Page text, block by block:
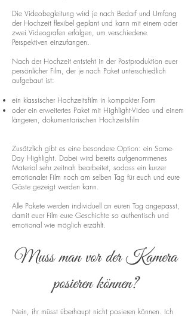
Die Videobegleitung wird je nach Bedarf und Umfang
der Hochzeit flexibel geplant und kann mit einem oder
zwei Videografen erfolgen, um verschiedene
Perspektiven einzufangen.
Nach der Hochzeit entsteht in der Postproduktion euer
persönlicher Film, der je nach Paket unterschiedlich
aufgebaut ist:
ein klassischer Hochzeitsfilm in kompakter Form
oder ein erweitertes Paket mit Highlight-Video und einem
längeren, dokumentarischen Hochzeitsfilm
Zusätzlich gibt es eine besondere Option: ein Same-
Day Highlight. Dabei wird bereits aufgenommenes
Material sehr zeitnah bearbeitet, sodass ein kurzer
emotionaler Film noch am selben Tag für euch und eure
Gäste gezeigt werden kann.
Alle Pakete werden individuell an euren Tag angepasst,
damit euer Film eure Geschichte so authentisch und
emotional wie möglich erzählt.
Muss man vor der Kamera
posieren können?
Nein, ihr müsst überhaupt nicht posieren können. Ich